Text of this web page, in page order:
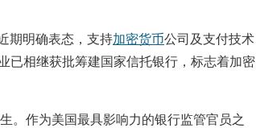
期明确表态，支持加密货币公司及支付技术
已相继获批筹建国家信托银行，标志着加密
。作为美国最具影响力的银行监管官员之